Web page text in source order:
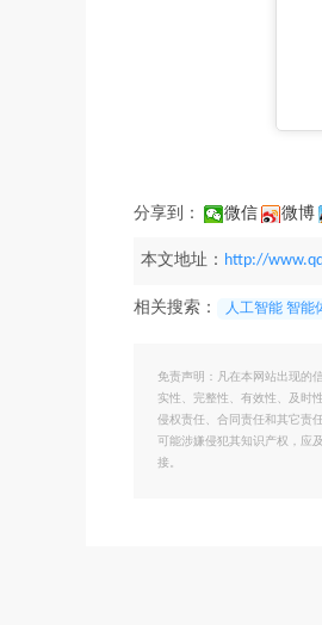
分享到： 微信 微博
本文地址： http://
相关搜索： 人工智能 智能
免责声明：凡在本网站出现的
实性、完整性、有效性、及时
侵权责任、合同责任和其它责
可能涉嫌侵犯其知识产权，应
接。